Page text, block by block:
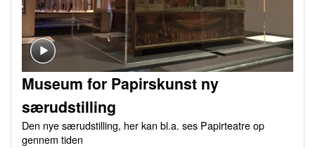
Museum for Papirskunst ny
særudstilling
Den nye særudstilling, her kan bl.a. ses Papirteatre op
gennem tiden